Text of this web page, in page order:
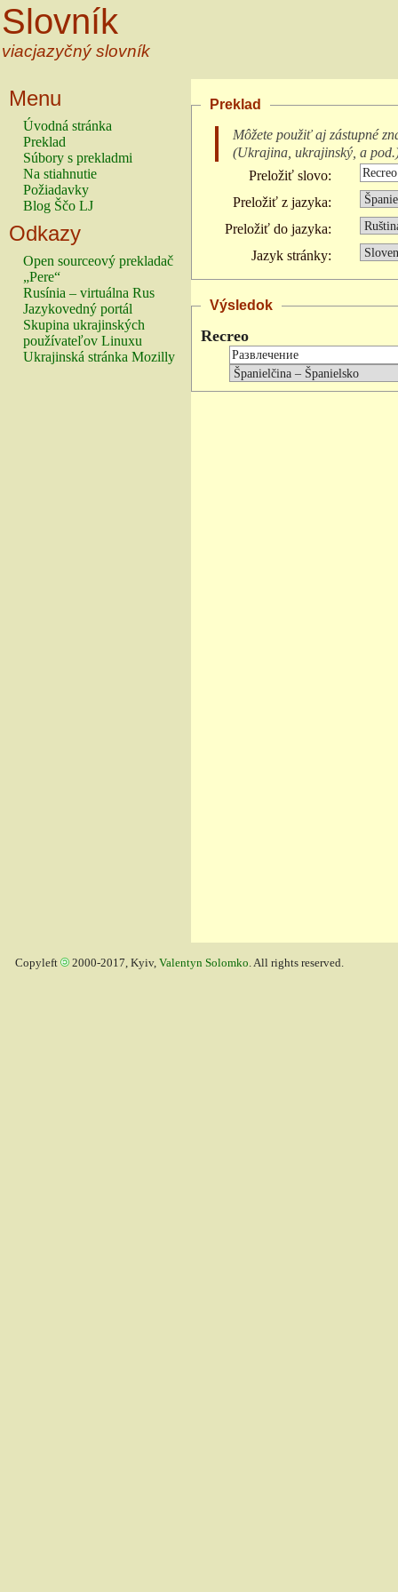
Slovník
viacjazyčný slovník
Menu
Úvodná stránka
Preklad
Súbory s prekladmi
Na stiahnutie
Požiadavky
Blog Ščo LJ
Odkazy
Open sourceový prekladač
„Pere“
Rusínia – virtuálna Rus
Jazykovedný portál
Skupina ukrajinských
používateľov Linuxu
Ukrajinská stránka Mozilly
Preklad
Môžete použiť aj zástupné
(Ukrajina, ukrajinský, a pod.
Preložiť slovo:
Preložiť z jazyka:
Preložiť do jazyka:
Jazyk stránky:
Výsledok
Recreo
Copyleft 2000-2017, Kyiv, Valentyn Solomko. All rights reserved.